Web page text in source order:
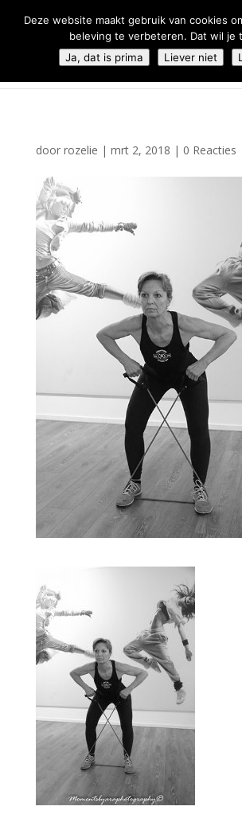
door rozelie | mrt 2, 2018 | 0 Reacties
Deze website maakt gebruik van cookies
beleving te verbeteren. Dat wil je
Ja, dat is prima
Liever niet